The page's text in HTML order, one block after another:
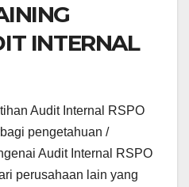
INTERNAL
Audit Internal RSPO
pengetahuan /
Audit Internal RSPO
perusahaan lain yang